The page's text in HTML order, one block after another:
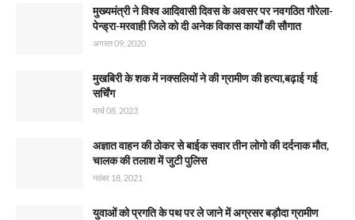
मुख्यमंत्री ने विश्व आदिवासी दिवस के अवसर पर नवगठित गौरेला-
पेन्ड्रा-मरवाही जिले को दी अनेक विकास कार्याें की सौगात
अगस्त 09, 2020
मुखबिरी के शक में नक्सलियों ने की ग्रामीण की हत्या,बढ़ाई गई
सर्चिंग
मार्च 08, 2023
अज्ञात वाहन की ठोकर से बाईक सवार तीन लोगो की दर्दनाक मौत,
चालक की तलाश में जुटी पुलिस
नवंबर 18, 2021
युवाओं को प्रगति के पथ पर ले जाने में अग्रसर बड़ौदा ग्रामीण